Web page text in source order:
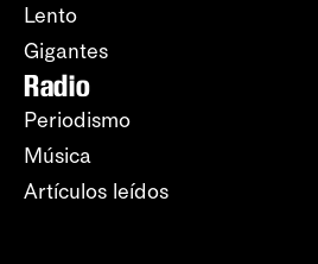
Lento
Gigantes
Radio
Periodismo
Música
Artículos leídos